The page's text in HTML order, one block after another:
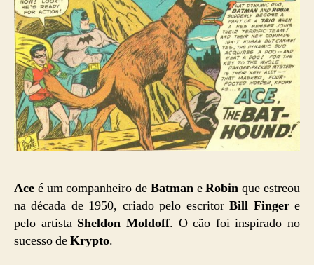
Ace é um companheiro de BatmaneRobin que estreou
na década de 1950, criado pelo escritorBill Fingere
pelo artistaSheldon Moldoff. O cão foi inspirado no
sucesso deKrypto.